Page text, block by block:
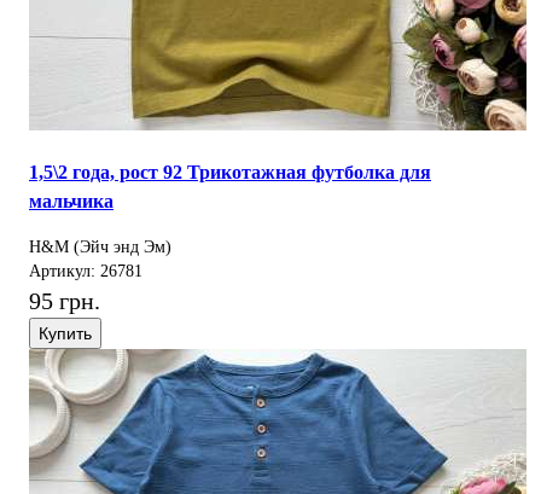
1,5\2 года, рост 92 Трикотажная футболка для
мальчика
H&M (Эйч энд Эм)
Артикул: 26781
95 грн.
Купить